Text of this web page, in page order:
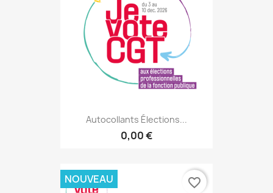
Autocollants Élections...
0,00 €
NOUVEAU favorite_border